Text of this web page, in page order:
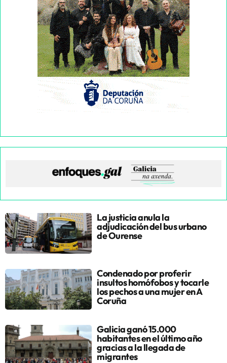
La justicia anula la
adjudicación del bus urbano
de Ourense
Condenado por proferir
insultos homófobos y tocarle
los pechos a una mujer en A
Coruña
Galicia ganó 15.000
habitantes en el último año
gracias a la llegada de
migrantes